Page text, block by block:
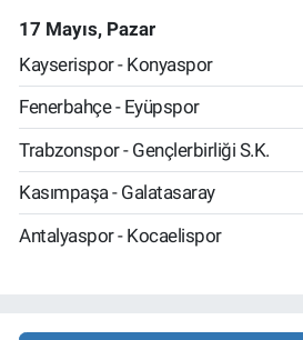
17 Mayıs, Pazar
Kayserispor - Konyaspor
Fenerbahçe - Eyüpspor
Trabzonspor - Gençlerbirliği S.K.
Kasımpaşa - Galatasaray
Antalyaspor - Kocaelispor